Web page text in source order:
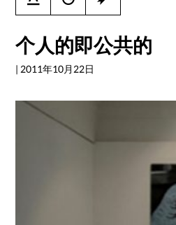
个人的即公共的
| 2011年10月22日